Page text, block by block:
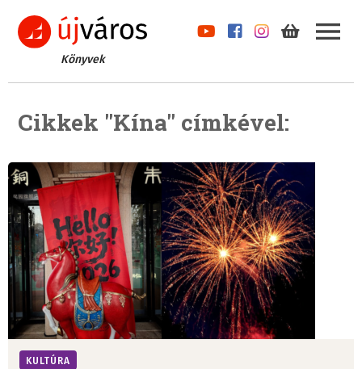
Könyvek
Cikkek "Kína" címkével:
KULTÚRA